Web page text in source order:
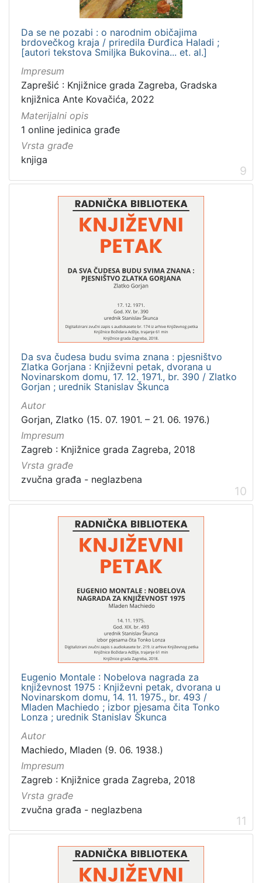
Da se ne pozabi : o narodnim običajima
brdovečkog kraja / priredila Đurđica Haladi ;
[autori tekstova Smiljka Bukovina... et. al.]
Impresum
Zaprešić : Knjižnice grada Zagreba, Gradska
knjižnica Ante Kovačića, 2022
Materijalni opis
1 online jedinica građe
Vrsta građe
knjiga
9
Da sva čudesa budu svima znana : pjesništvo
Zlatka Gorjana : Književni petak, dvorana u
Novinarskom domu, 17. 12. 1971., br. 390 / Zlatko
Gorjan ; urednik Stanislav Škunca
Autor
Gorjan, Zlatko (15. 07. 1901. – 21. 06. 1976.)
Impresum
Zagreb : Knjižnice grada Zagreba, 2018
Vrsta građe
zvučna građa - neglazbena
10
Eugenio Montale : Nobelova nagrada za
književnost 1975 : Književni petak, dvorana u
Novinarskom domu, 14. 11. 1975., br. 493 /
Mladen Machiedo ; izbor pjesama čita Tonko
Lonza ; urednik Stanislav Škunca
Autor
Machiedo, Mladen (9. 06. 1938.)
Impresum
Zagreb : Knjižnice grada Zagreba, 2018
Vrsta građe
zvučna građa - neglazbena
11